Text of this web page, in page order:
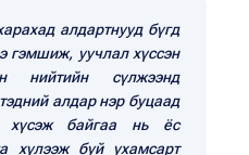
алдартнууд бүгд
гэмшиж, уучлал хүссэн
нийтийн сүлжээнд
алдар нэр буцаад
хүсэж байгаа нь ёс
хүлээж буй ухамсарт